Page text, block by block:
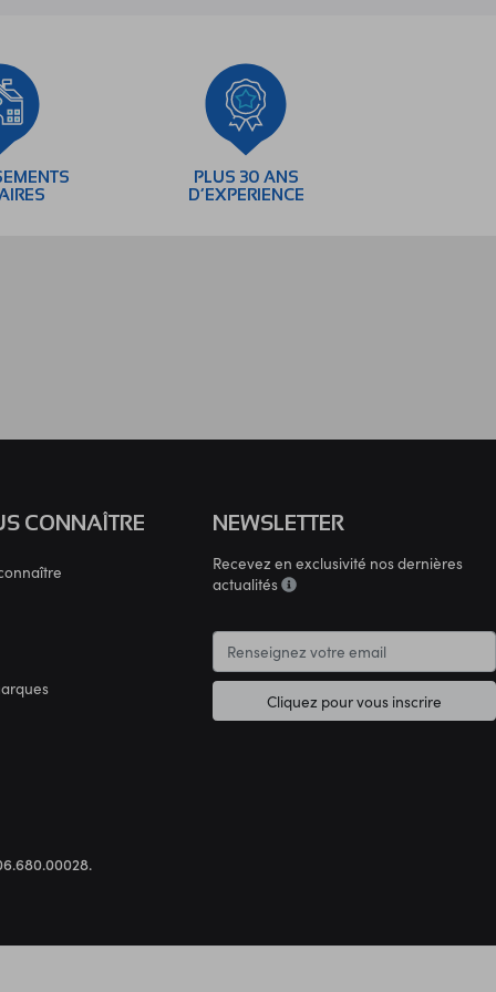
PLUS 30 ANS
D’EXPERIENCE
CONNAÎTRE NEWSLETTER
Recevez en exclusivité nos dernières
actualités
Cliquez pour vous inscrire